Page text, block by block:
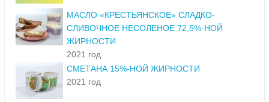
МАСЛО «КРЕСТЬЯНСКОЕ» СЛАДКО-
СЛИВОЧНОЕ НЕСОЛЕНОЕ 72,5%-НОЙ
ЖИРНОСТИ
2021 год
СМЕТАНА 15%-НОЙ ЖИРНОСТИ
2021 год